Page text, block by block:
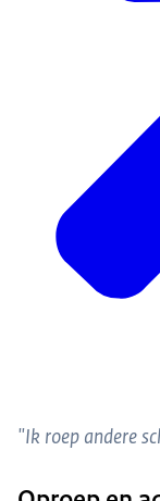
"Ik roep andere